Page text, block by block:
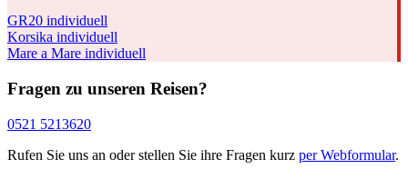
GR20 individuell
Korsika individuell
Mare a Mare individuell
Fragen zu unseren Reisen?
0521 5213620
Rufen Sie uns an oder stellen Sie ihre Fragen kurz per Webformular.